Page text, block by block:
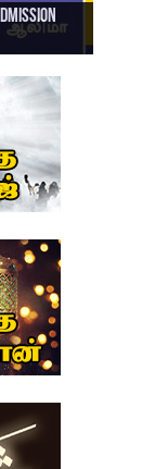
Arabic
Hajiri